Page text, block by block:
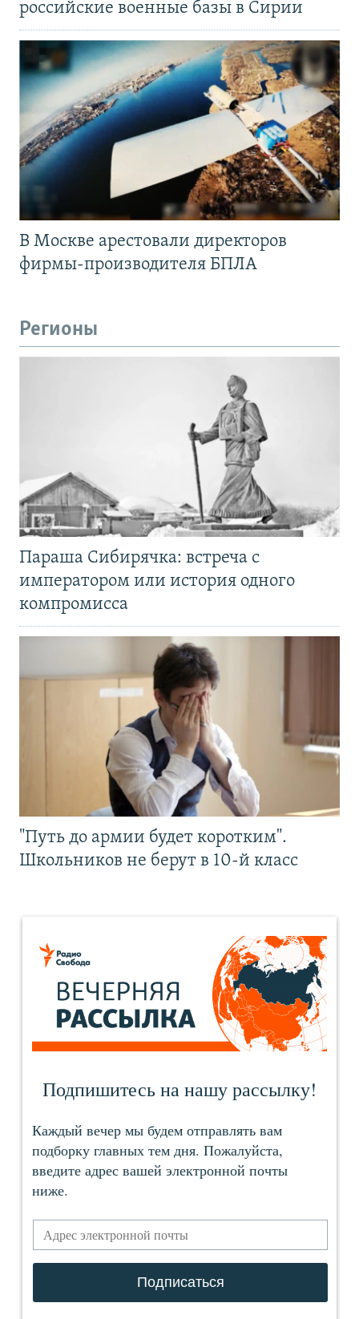
российские военные базы в Сирии
В Москве арестовали директоров
фирмы-производителя БПЛА
Регионы
Параша Сибирячка: встреча с
императором или история одного
компромисса
"Путь до армии будет коротким".
Школьников не берут в 10-й класс